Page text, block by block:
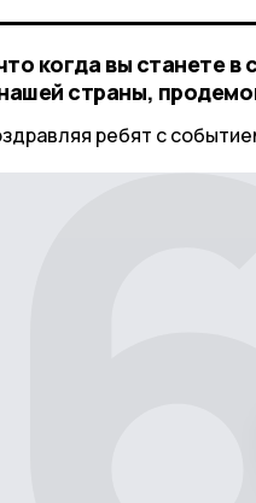
когда вы станете
страны,
ребят с